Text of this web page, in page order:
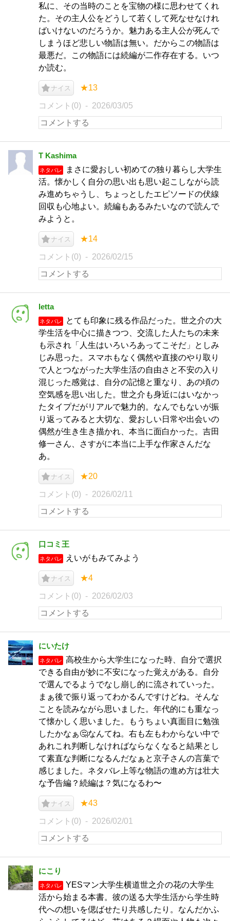
私に、その当時のことを宝物の様に思わせてくれ
た。その主人公をどうして若くして死なせなけれ
ばいけないのだろうか。魅力ある主人公が死んで
しまうほど悲しい物語は無い。だからこの物語は
最悪だ。この物語には続編が二作存在する。いつ
か読む。
ナイス ★13
コメント(0) 2026/03/05
T Kashima
ネタバレ
まさに愛おしい初めての独り暮らし大学生
活。懐かしく自分の思い出も思い起こしながら読
み進めちゃうし、ちょっとしたエピソードの伏線
回収も心地よい。続編もあるみたいなので読んで
みようと。
ナイス ★14
コメント(0) 2026/02/15
letta
ネタバレ
とても印象に残る作品だった。世之介の大
学生活を中心に描きつつ、交流した人たちの未来
も示され「人生はいろいろあってこそだ」としみ
じみ思った。スマホもなく偶然や直接のやり取り
で人とつながった大学生活の自由さと不安の入り
混じった感覚は、自分の記憶と重なり、あの頃の
空気感を思い出した。世之介も身近にはいなかっ
たタイプだがリアルで魅力的。なんでもないが振
り返ってみると大切な、愛おしい日常や出会いの
偶然が生き生き描かれ、本当に面白かった。吉田
修一さん、さすがに本当に上手な作家さんだな
あ。
ナイス ★20
コメント(0) 2026/02/11
口コミ王
ネタバレ えいがもみてみよう
ナイス ★4
コメント(0) 2026/02/03
にいたけ
ネタバレ
高校生から大学生になった時、自分で選択
できる自由が妙に不安になった覚えがある。自分
で選んでるようでなし崩し的に流されていった。
まぁ後で振り返ってわかるんですけどね。そんな
ことを読みながら思いました。年代的にも重なっ
て懐かしく思いました。もうちょい真面目に勉強
したかなぁ🤔なんてね。右も左もわからない中で
あれこれ判断しなければならなくなると結果とし
て素直な判断になるんだなぁと京子さんの言葉で
感じました。ネタバレ上等な物語の進め方は壮大
な予告編？続編は？気になるわ〜
ナイス ★43
コメント(0) 2026/02/01
にこり
ネタバレ
YESマン大学生横道世之介の花の大学生
活から始まる本書。彼の送る大学生活から学生時
代への想いを偲ばせたり共感したり。なんだかふ